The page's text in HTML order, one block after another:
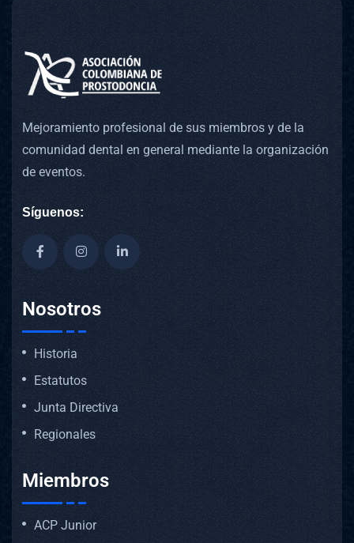
Mejoramiento profesional de sus miembros y de la
comunidad dental en general mediante la organización
de eventos.
Síguenos:
Nosotros
Historia
Estatutos
Junta Directiva
Regionales
Miembros
ACP Junior